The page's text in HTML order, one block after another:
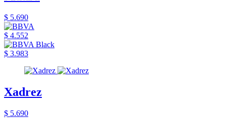
$ 5.690
$ 4.552
$ 3.983
Xadrez
$ 5.690